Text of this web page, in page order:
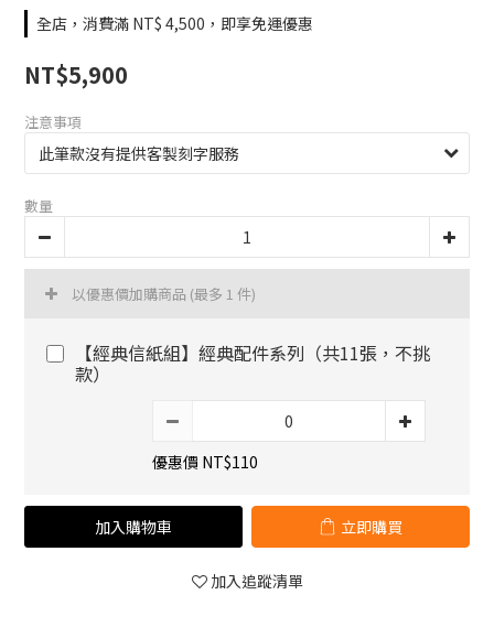
全店，消費滿 NT$ 4,500，即享免運優惠
NT$5,900
注意事項
數量
以優惠價加購商品 (最多 1 件)
【經典信紙組】經典配件系列（共11張，不挑
款）
優惠價 NT$110
加入購物車 立即購買
加入追蹤清單